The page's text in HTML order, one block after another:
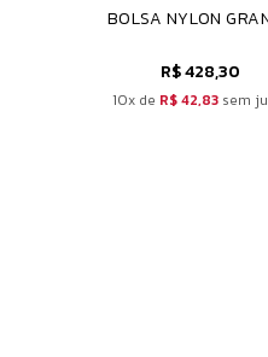
BOLSA NYLON
R$ 428,30
10x de R$ 42,83sem